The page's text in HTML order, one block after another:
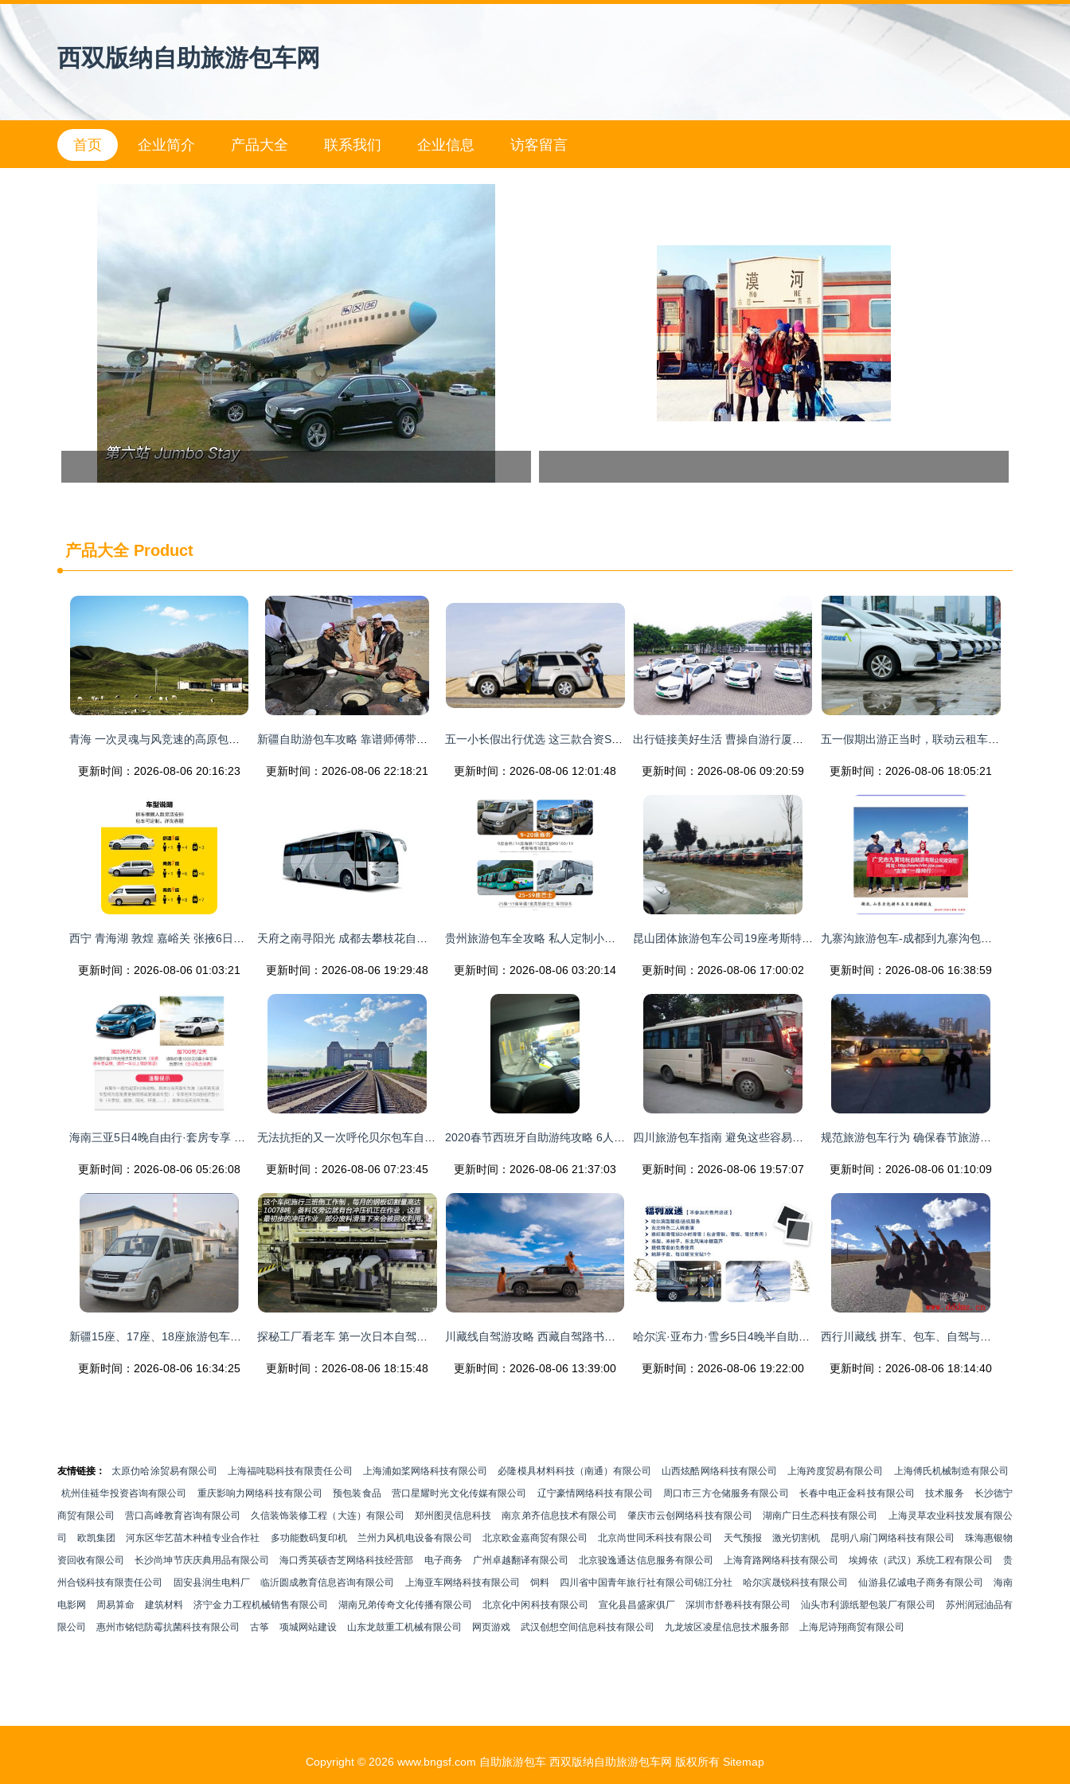
西双版纳自助旅游包车网
首页 企业简介 产品大全 联系我们 企业信息 访客留言
产品大全Product
更新时间：2026-08-06 20:16:23 更新时间：2026-08-06 22:18:21 更新时间：2026-08-06 12:01:48 更新时间：2026-08-06 09:20:59 更新时间：2026-08-06 18:05:21
更新时间：2026-08-06 01:03:21 更新时间：2026-08-06 19:29:48 更新时间：2026-08-06 03:20:14 更新时间：2026-08-06 17:00:02 更新时间：2026-08-06 16:38:59
更新时间：2026-08-06 05:26:08 更新时间：2026-08-06 07:23:45 更新时间：2026-08-06 21:37:03 更新时间：2026-08-06 19:57:07 更新时间：2026-08-06 01:10:09
更新时间：2026-08-06 16:34:25 更新时间：2026-08-06 18:15:48 更新时间：2026-08-06 13:39:00 更新时间：2026-08-06 19:22:00 更新时间：2026-08-06 18:14:40
友情链接： 太原仂哈涂贸易有限公司 上海福吨聪科技有限责任公司 上海浦如桨网络科技有限公司 必隆模具材料科技（南通）有限公司 山西炫酷网络科技有限公司 上海跨度贸易有限公司
上海傅氏机械制造有限公司
杭州佳裢华投资咨询有限公司
重庆影响力网络科技有限公司 预包装食品 营口星耀时光文化传媒有限公司 辽宁豪情网络科技有限公司 周口市三方仓储服务有限公司 长春中电正金科技有限公司 技术服务
长沙德宁
商贸有限公司
营口高峰教育咨询有限公司 久信装饰装修工程（大连）有限公司 郑州图灵信息科技 南京弟齐信息技术有限公司 肇庆市云创网络科技有限公司 湖南广日生态科技有限公司
上海灵草农业科技发展有限公
司
欧凯集团 河东区华艺苗木种植专业合作社 多功能数码复印机 兰州力风机电设备有限公司 北京欧金嘉商贸有限公司 北京尚世同禾科技有限公司 天气预报 激光切割机 昆明八扇门网络科技有限公司
珠海惠银物
资回收有限公司
长沙尚坤节庆庆典用品有限公司 海口秀英硕杏芝网络科技经营部 电子商务 广州卓越翻译有限公司 北京骏逸通达信息服务有限公司 上海育路网络科技有限公司 埃姆依（武汉）系统工程有限公司
贵
州合锐科技有限责任公司
固安县润生电料厂 临沂圆成教育信息咨询有限公司 上海亚车网络科技有限公司 饲料 四川省中国青年旅行社有限公司锦江分社 哈尔滨晟锐科技有限公司 仙游县亿诚电子商务有限公司
海南
电影网
周易算命 建筑材料 济宁金力工程机械销售有限公司 湖南兄弟传奇文化传播有限公司 北京化中闲科技有限公司 宣化县昌盛家俱厂 深圳市舒卷科技有限公司 汕头市利源纸塑包装厂有限公司
苏州润冠油品有
限公司
惠州市铭铠防霉抗菌科技有限公司 古筝 项城网站建设 山东龙鼓重工机械有限公司 网页游戏 武汉创想空间信息科技有限公司 九龙坡区凌星信息技术服务部 上海尼诗翔商贸有限公司
Copyright © 2026 www.bngsf.com 自助旅游包车 西双版纳自助旅游包车网 版权所有 Sitemap